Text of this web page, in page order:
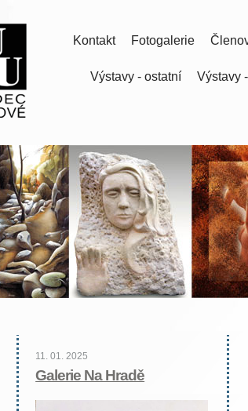
Fotogalerie
Kontakt
Výstavy
Výstavy - ostatní
11. 01. 2025
Galerie Na Hradě